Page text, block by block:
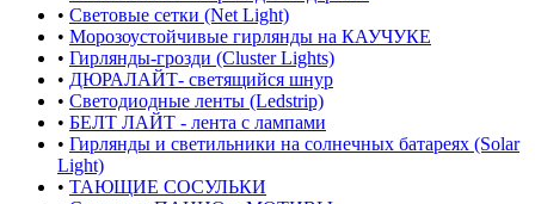
• Световые сетки (Net Light)
• Морозоустойчивые гирлянды на КАУЧУКЕ
• Гирлянды-грозди (Cluster Lights)
• ДЮРАЛАЙТ- светящийся шнур
• Светодиодные ленты (Ledstrip)
• БЕЛТ ЛАЙТ - лента с лампами
• Гирлянды и светильники на солнечных батареях (Solar
Light)
• ТАЮЩИЕ СОСУЛЬКИ